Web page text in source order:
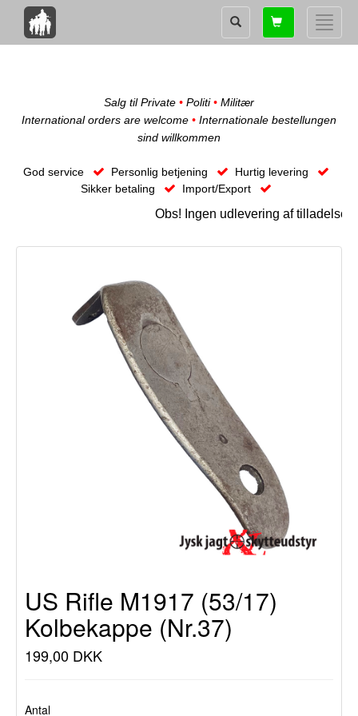
Toggle
Shopping
card
Salg til Private • Politi• Militær
International orders are welcome • Internationale bestellungen
sind willkommen
God service Personlig betjening
Hurtig levering
Sikker betaling
Import/Export
Obs! Ingen udlevering af
US Rifle M1917 (53/17)
Kolbekappe (Nr.37)
199,00 DKK
Antal